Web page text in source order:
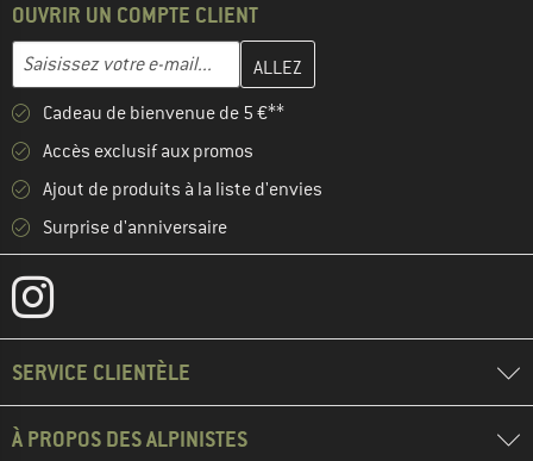
OUVRIR UN COMPTE CLIENT
Adresse e-mail
Entrez votre adresse e-mail ici et créez votre compte client à la
Cadeau de bienvenue de 5 €**
Accès exclusif aux promos
Ajout de produits à la liste d'envies
Surprise d'anniversaire
SERVICE CLIENTÈLE
À PROPOS DES ALPINISTES